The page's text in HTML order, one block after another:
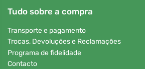
Tudo sobre a compra
Transporte e pagamento
Trocas, Devoluções e Reclamações
Programa de fidelidade
Contacto